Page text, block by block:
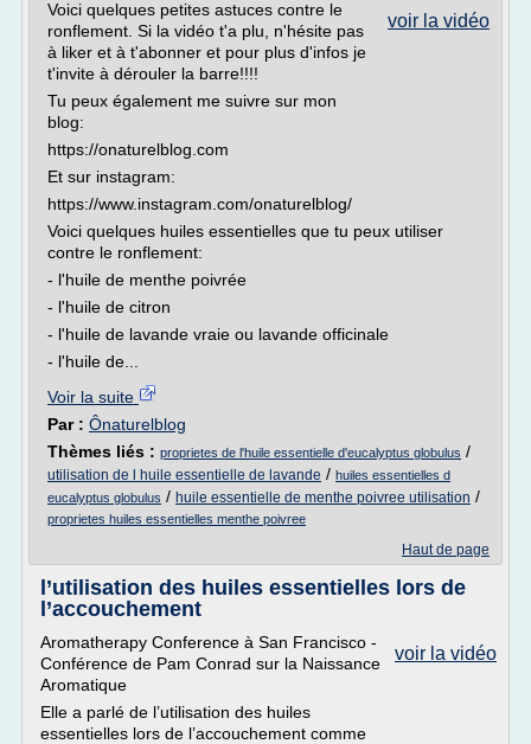
voir la vidéo
Voici quelques petites astuces contre le
ronflement. Si la vidéo t'a plu, n'hésite pas
à liker et à t'abonner et pour plus d'infos je
t'invite à dérouler la barre!!!!
Tu peux également me suivre sur mon
blog:
https://onaturelblog.com
Et sur instagram:
https://www.instagram.com/onaturelblog/
Voici quelques huiles essentielles que tu peux utiliser
contre le ronflement:
- l'huile de menthe poivrée
- l'huile de citron
- l'huile de lavande vraie ou lavande officinale
- l'huile de...
Voir la suite
Par : Ônaturelblog
Thèmes liés : proprietes de l'huile essentielle d'eucalyptus globulus /
utilisation de l huile essentielle de lavande / huiles essentielles d
eucalyptus globulus / huile essentielle de menthe poivree utilisation /
proprietes huiles essentielles menthe poivree
Haut de page
l’utilisation des huiles essentielles lors de
l’accouchement
voir la vidéo
Aromatherapy Conference à San Francisco -
Conférence de Pam Conrad sur la Naissance
Aromatique
Elle a parlé de l’utilisation des huiles
essentielles lors de l’accouchement comme